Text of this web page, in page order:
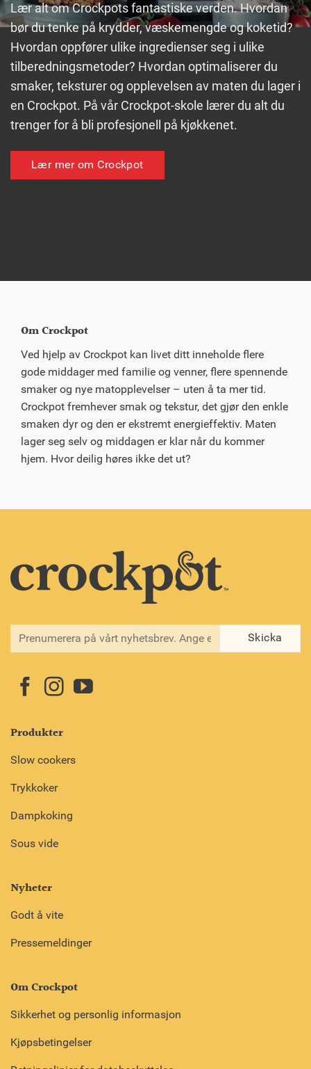
Lær alt om Crockpots fantastiske verden. Hvordan
bør du tenke på krydder, væskemengde og koketid?
Hvordan oppfører ulike ingredienser seg i ulike
tilberedningsmetoder? Hvordan optimaliserer du
smaker, teksturer og opplevelsen av maten du lager i
en Crockpot. På vår Crockpot-skole lærer du alt du
trenger for å bli profesjonell på kjøkkenet.
Lær mer om Crockpot
Om Crockpot
Ved hjelp av Crockpot kan livet ditt inneholde flere
gode middager med familie og venner, flere spennende
smaker og nye matopplevelser – uten å ta mer tid.
Crockpot fremhever smak og tekstur, det gjør den enkle
smaken dyr og den er ekstremt energieffektiv. Maten
lager seg selv og middagen er klar når du kommer
hjem. Hvor deilig høres ikke det ut?
Produkter
Slow cookers
Trykkoker
Dampkoking
Sous vide
Nyheter
Godt å vite
Pressemeldinger
Om Crockpot
Sikkerhet og personlig informasjon
Kjøpsbetingelser